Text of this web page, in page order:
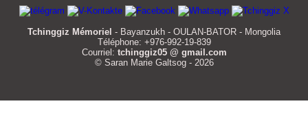
Tchinggiz Mémoriel - Bayanzukh - OULAN-BATOR - Mongolia
Téléphone: +976-992-19-839
Courriel: tchinggiz05 @ gmail.com
© Saran Marie Galtsog - 2026